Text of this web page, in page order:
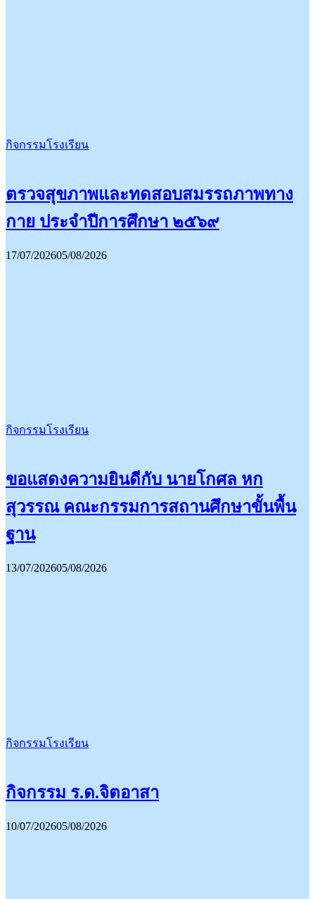
กิจกรรมโรงเรียน
ตรวจสุขภาพและทดสอบสมรรถภาพทาง
กาย ประจำปีการศึกษา ๒๕๖๙
17/07/202605/08/2026
กิจกรรมโรงเรียน
ขอแสดงความยินดีกับ นายโกศล หก
สุวรรณ คณะกรรมการสถานศึกษาขั้นพื้น
ฐาน
13/07/202605/08/2026
กิจกรรมโรงเรียน
กิจกรรม ร.ด.จิตอาสา
10/07/202605/08/2026